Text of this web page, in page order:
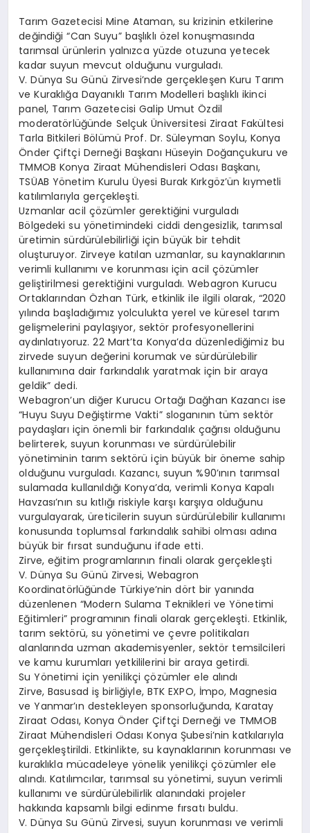
Tarım Gazetecisi Mine Ataman, su krizinin etkilerine
değindiği “Can Suyu” başlıklı özel konuşmasında
tarımsal ürünlerin yalnızca yüzde otuzuna yetecek
kadar suyun mevcut olduğunu vurguladı.
V. Dünya Su Günü Zirvesi’nde gerçekleşen Kuru Tarım
ve Kuraklığa Dayanıklı Tarım Modelleri başlıklı ikinci
panel, Tarım Gazetecisi Galip Umut Özdil
moderatörlüğünde Selçuk Üniversitesi Ziraat Fakültesi
Tarla Bitkileri Bölümü Prof. Dr. Süleyman Soylu, Konya
Önder Çiftçi Derneği Başkanı Hüseyin Doğançukuru ve
TMMOB Konya Ziraat Mühendisleri Odası Başkanı,
TSÜAB Yönetim Kurulu Üyesi Burak Kırkgöz’ün kıymetli
katılımlarıyla gerçekleşti.
Uzmanlar acil çözümler gerektiğini vurguladı
Bölgedeki su yönetimindeki ciddi dengesizlik, tarımsal
üretimin sürdürülebilirliği için büyük bir tehdit
oluşturuyor. Zirveye katılan uzmanlar, su kaynaklarının
verimli kullanımı ve korunması için acil çözümler
geliştirilmesi gerektiğini vurguladı. Webagron Kurucu
Ortaklarından Özhan Türk, etkinlik ile ilgili olarak, “2020
yılında başladığımız yolculukta yerel ve küresel tarım
gelişmelerini paylaşıyor, sektör profesyonellerini
aydınlatıyoruz. 22 Mart’ta Konya’da düzenlediğimiz bu
zirvede suyun değerini korumak ve sürdürülebilir
kullanımına dair farkındalık yaratmak için bir araya
geldik” dedi.
Webagron’un diğer Kurucu Ortağı Dağhan Kazancı ise
“Huyu Suyu Değiştirme Vakti” sloganının tüm sektör
paydaşları için önemli bir farkındalık çağrısı olduğunu
belirterek, suyun korunması ve sürdürülebilir
yönetiminin tarım sektörü için büyük bir öneme sahip
olduğunu vurguladı. Kazancı, suyun %90’ının tarımsal
sulamada kullanıldığı Konya’da, verimli Konya Kapalı
Havzası’nın su kıtlığı riskiyle karşı karşıya olduğunu
vurgulayarak, üreticilerin suyun sürdürülebilir kullanımı
konusunda toplumsal farkındalık sahibi olması adına
büyük bir fırsat sunduğunu ifade etti.
Zirve, eğitim programlarının finali olarak gerçekleşti
V. Dünya Su Günü Zirvesi, Webagron
Koordinatörlüğünde Türkiye’nin dört bir yanında
düzenlenen “Modern Sulama Teknikleri ve Yönetimi
Eğitimleri” programının finali olarak gerçekleşti. Etkinlik,
tarım sektörü, su yönetimi ve çevre politikaları
alanlarında uzman akademisyenler, sektör temsilcileri
ve kamu kurumları yetkililerini bir araya getirdi.
Su Yönetimi için yenilikçi çözümler ele alındı
Zirve, Basusad iş birliğiyle, BTK EXPO, İmpo, Magnesia
ve Yanmar’ın destekleyen sponsorluğunda, Karatay
Ziraat Odası, Konya Önder Çiftçi Derneği ve TMMOB
Ziraat Mühendisleri Odası Konya Şubesi’nin katkılarıyla
gerçekleştirildi. Etkinlikte, su kaynaklarının korunması ve
kuraklıkla mücadeleye yönelik yenilikçi çözümler ele
alındı. Katılımcılar, tarımsal su yönetimi, suyun verimli
kullanımı ve sürdürülebilirlik alanındaki projeler
hakkında kapsamlı bilgi edinme fırsatı buldu.
V. Dünya Su Günü Zirvesi, suyun korunması ve verimli